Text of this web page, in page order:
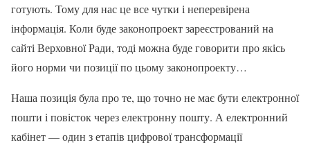
готують. Тому для нас це все чутки і неперевірена
інформація. Коли буде законопроект зареєстрований на
сайті Верховної Ради, тоді можна буде говорити про якісь
його норми чи позиції по цьому законопроекту…
Наша позиція була про те, що точно не має бути електронної
пошти і повісток через електронну пошту. А електронний
кабінет — один з етапів цифрової трансформації